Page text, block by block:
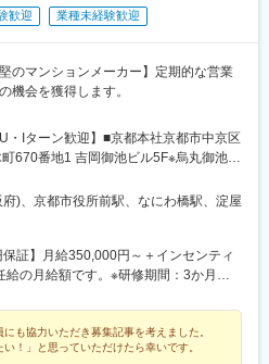
歓迎 業種未経験歓迎
のマンションメーカー】定期的な営業
機会を獲得します。
・Iターン歓迎】■京都本社京都市中京区
670番地1 吉岡御池ビル5F※烏丸御池駅
東西線）から徒歩約5分※京都市役所前
）から徒歩約9分※丸太町駅（京都市営
13分■大阪支社大阪市中央区今橋2丁目
駅（大阪メトロ御堂筋線）から徒歩約
修を実施します。研修期間は習熟度に
全面禁煙
)、京都市役所前駅、なにわ橋駅、淀屋
保証】月給350,000円～＋インセンティ
の月給額です。※研修期間：3か月
営業部門…2.5％②全部門…2.5％(営業部
に加算します。■納得のいく評価制度！
、1年目からの賞与額には驚かれること
にも協力いただき募集記事を考えました。
い！」と思っていただけたら幸いです。